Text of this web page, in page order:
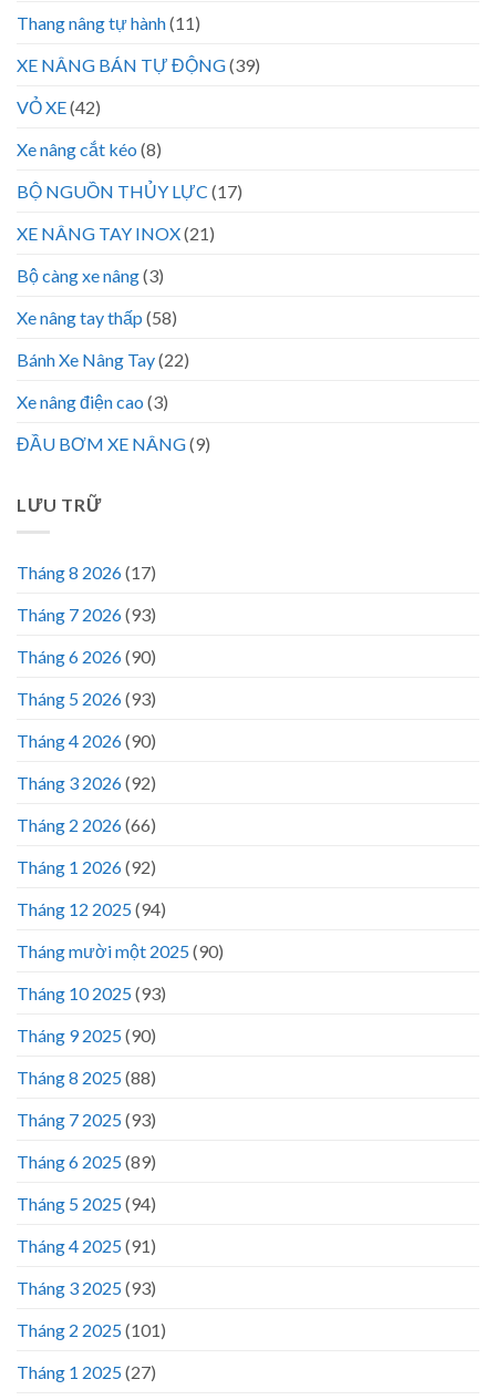
Thang nâng tự hành(11)
XE NÂNG BÁN TỰ ĐỘNG(39)
VỎ XE(42)
Xe nâng cắt kéo (8)
BỘ NGUỒN THỦY LỰC (17)
XE NÂNG TAY INOX(21)
Bộ càng xe nâng(3)
Xe nâng tay thấp (58)
Bánh Xe Nâng Tay(22)
Xe nâng điện cao (3)
ĐẦU BƠM XE NÂNG(9)
LƯU TRỮ
Tháng 8 2026(17)
Tháng 7 2026(93)
Tháng 6 2026(90)
Tháng 5 2026(93)
Tháng 4 2026(90)
Tháng 3 2026(92)
Tháng 2 2026(66)
Tháng 1 2026(92)
Tháng 12 2025(94)
Tháng mười một 2025(90)
Tháng 10 2025(93)
Tháng 9 2025(90)
Tháng 8 2025(88)
Tháng 7 2025(93)
Tháng 6 2025(89)
Tháng 5 2025(94)
Tháng 4 2025(91)
Tháng 3 2025(93)
Tháng 2 2025(101)
Tháng 1 2025(27)